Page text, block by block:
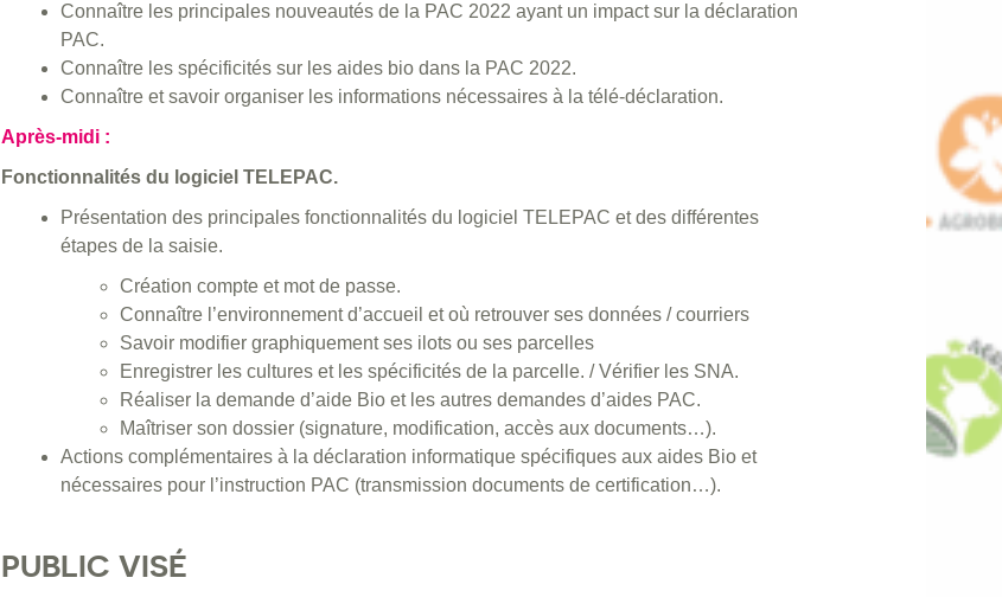
Connaître les principales nouveautés de la PAC 2022 ayant un impact sur la déclaration
PAC.
Connaître les spécificités sur les aides bio dans la PAC 2022.
Connaître et savoir organiser les informations nécessaires à la télé-déclaration.
Après-midi :
Fonctionnalités du logiciel TELEPAC.
Présentation des principales fonctionnalités du logiciel TELEPAC et des différentes
étapes de la saisie.
Création compte et mot de passe.
Connaître l’environnement d’accueil et où retrouver ses données / courriers
Savoir modifier graphiquement ses ilots ou ses parcelles
Enregistrer les cultures et les spécificités de la parcelle. / Vérifier les SNA.
Réaliser la demande d’aide Bio et les autres demandes d’aides PAC.
Maîtriser son dossier (signature, modification, accès aux documents…).
Actions complémentaires à la déclaration informatique spécifiques aux aides Bio et
nécessaires pour l’instruction PAC (transmission documents de certification…).
PUBLIC VISÉ